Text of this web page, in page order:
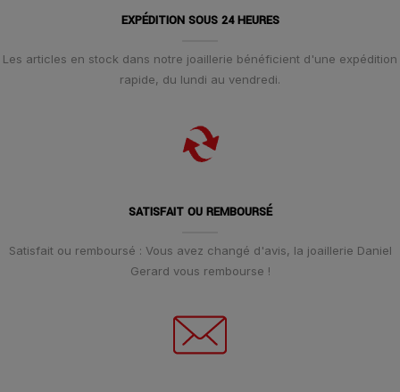
EXPÉDITION SOUS 24 HEURES
Les articles en stock dans notre joaillerie bénéficient d'une expédition
rapide, du lundi au vendredi.
SATISFAIT OU REMBOURSÉ
Satisfait ou remboursé : Vous avez changé d'avis, la joaillerie Daniel
Gerard vous rembourse !